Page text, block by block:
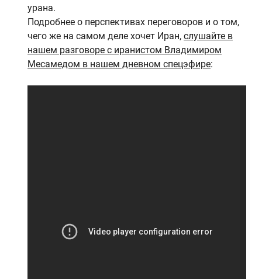
урана.
Подробнее о перспективах переговоров и о том,
чего же на самом деле хочет Иран, слушайте в
нашем разговоре с иранистом Владимиром
Месамедом в нашем дневном спецэфире: